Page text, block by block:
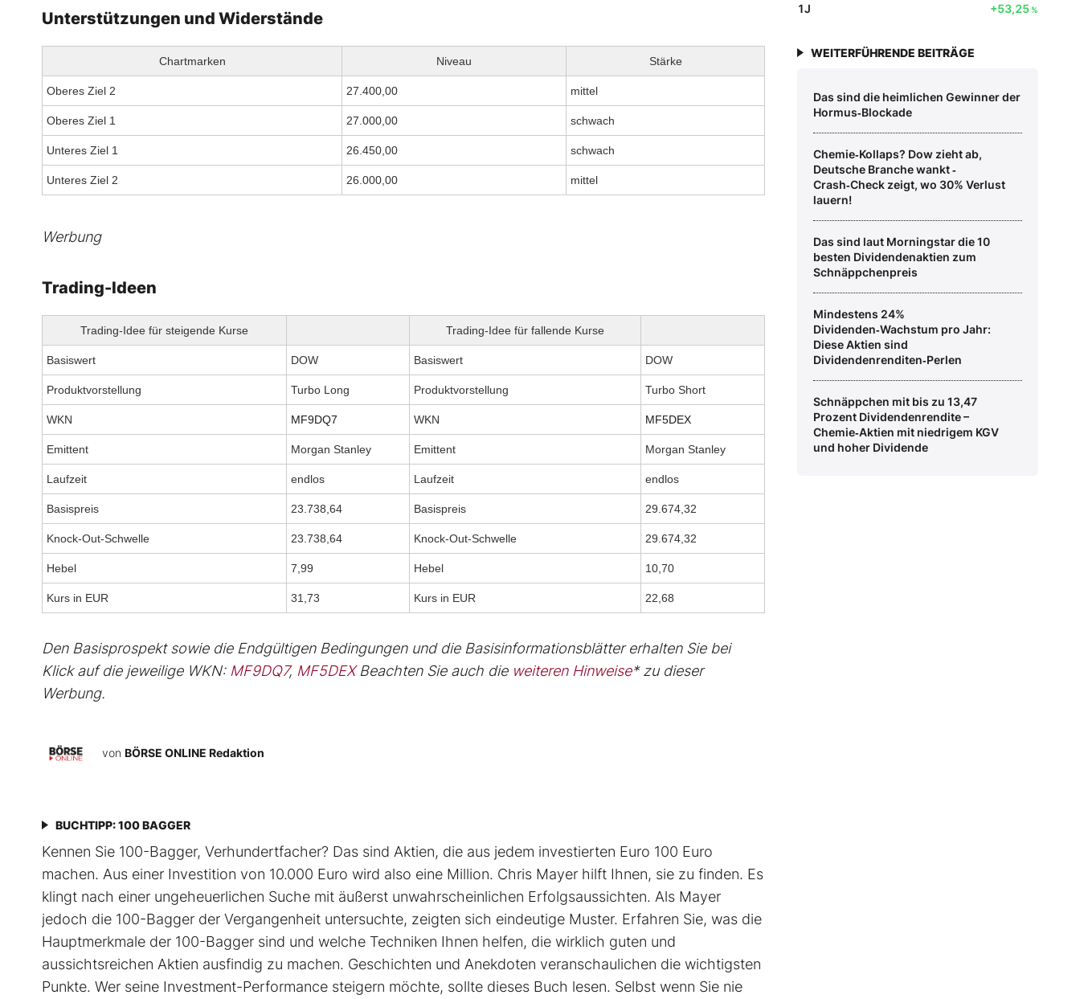
Unterstützungen und Widerstände
Chartmarken Niveau Stärke
Oberes Ziel 2 27.400,00 mittel
Oberes Ziel 1 27.000,00 schwach
Unteres Ziel 1 26.450,00 schwach
Unteres Ziel 2 26.000,00 mittel
Werbung
Trading-Ideen
Trading-Idee für steigende Kurse Trading-Idee für fallende Kurse
Basiswert DOW Basiswert DOW
Produktvorstellung Turbo Long Produktvorstellung Turbo Short
WKN MF9DQ7 WKN MF5DEX
Emittent Morgan Stanley Emittent Morgan Stanley
Laufzeit endlos Laufzeit endlos
Basispreis 23.738,64 Basispreis 29.674,32
Knock-Out-Schwelle 23.738,64 Knock-Out-Schwelle 29.674,32
Hebel 7,99 Hebel 10,70
Kurs in EUR 31,73 Kurs in EUR 22,68
Den Basisprospekt sowie die Endgültigen Bedingungen und die Basisinformationsblätter erhalten Sie bei
Klick auf die jeweilige WKN: MF9DQ7, MF5DEXBeachten Sie auch die weiteren Hinweise* zu dieser
Werbung.
von BÖRSE ONLINE Redaktion
BUCHTIPP: 100 BAGGER
Kennen Sie 100-Bagger, Verhundertfacher? Das sind Aktien, die aus jedem investierten Euro 100 Euro
machen. Aus einer Investition von 10.000 Euro wird also eine Million. Chris Mayer hilft Ihnen, sie zu finden. Es
klingt nach einer ungeheuerlichen Suche mit äußerst unwahrscheinlichen Erfolgsaussichten. Als Mayer
jedoch die 100-Bagger der Vergangenheit untersuchte, zeigten sich eindeutige Muster. Erfahren Sie, was die
Hauptmerkmale der 100-Bagger sind und welche Techniken Ihnen helfen, die wirklich guten und
aussichtsreichen Aktien ausfindig zu machen. Geschichten und Anekdoten veranschaulichen die wichtigsten
Punkte. Wer seine Investment-Performance steigern möchte, sollte dieses Buch lesen. Selbst wenn Sie nie
1J +53,25%
WEITERFÜHRENDE BEITRÄGE
Das sind die heimlichen Gewinner der
Hormus‑Blockade
Chemie‑Kollaps? Dow zieht ab,
Deutsche Branche wankt ‑
Crash‑Check zeigt, wo 30% Verlust
lauern!
Das sind laut Morningstar die 10
besten Dividendenaktien zum
Schnäppchenpreis
Mindestens 24%
Dividenden‑Wachstum pro Jahr:
Diese Aktien sind
Dividendenrenditen‑Perlen
Schnäppchen mit bis zu 13,47
Prozent Dividendenrendite –
Chemie‑Aktien mit niedrigem KGV
und hoher Dividende